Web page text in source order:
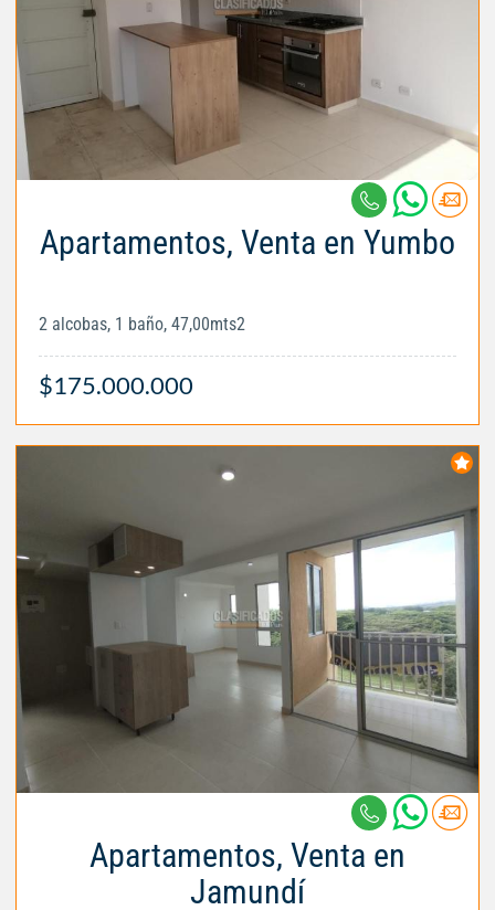
Apartamentos, Venta en Yumbo
2 alcobas, 1 baño, 47,00mts2
$175.000.000
Apartamentos, Venta en
Jamundí